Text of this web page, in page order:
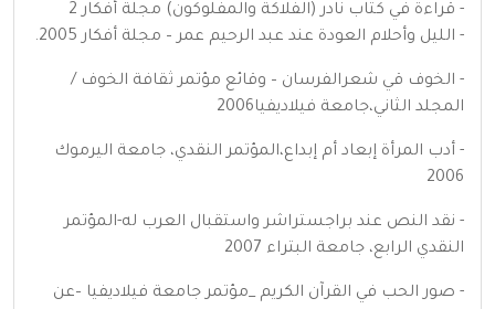
- قراءة في كتاب نادر (الفلاكة والمفلوكون) مجلة أفكار 2
- الليل وأحلام العودة عند عبد الرحيم عمر – مجلة أفكار 2005.
- الخوف قي شعرالفرسان – وقائع مؤتمر ثقافة الخوف /
المجلد الثاني،جامعة فيلاديفيا2006
- أدب المرأة إبعاد أم إبداع،المؤتمر النقدي، جامعة اليرموك
2006
- نقد النص عند براجستراشر واستقبال العرب له-المؤتمر
النقدي الرابع، جامعة البتراء 2007
- صور الحب في القرآن الكريم _مؤتمر جامعة فيلاديفيا –عن